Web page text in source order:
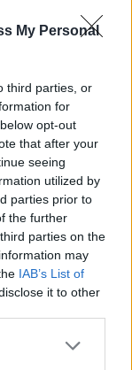
My Personal
third parties, or
for
opt-out
that after your
seeing
utilized by
parties prior to
the further
parties on the
may
IAB’s List of
it to other
more Google
un
nella
competenze e
dignità del
sulla